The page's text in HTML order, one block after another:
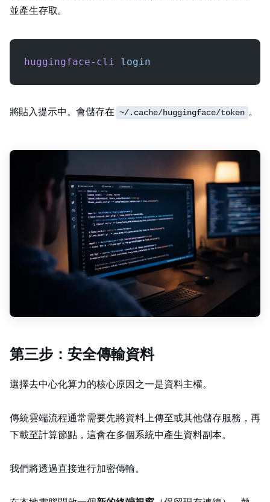
並產生存取 Token。
huggingface-cli login
將 Token 貼入提示中。Token 會儲存在 ~/.cache/huggingface/token 。
第三步：安全傳輸資料
選擇去中心化算力的核心原因之一是資料主權。
傳統雲端流程通常需要先將資料上傳至 S3 或其他儲存服務，再
下載至計算節點，這會在多個系統中產生資料副本。
我們將透過 SSH 直接進行加密傳輸。